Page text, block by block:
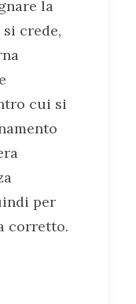
la
si crede,
cui si
per
corretto.